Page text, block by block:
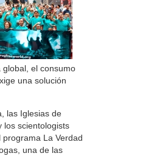
global, el consumo
una solución
las Iglesias de
los scientologists
programa La Verdad
una de las